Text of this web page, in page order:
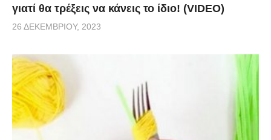
γιατί θα τρέξεις να κάνεις το ίδιο! (VIDEO)
26 ΔΕΚΕΜΒΡΊΟΥ, 2023